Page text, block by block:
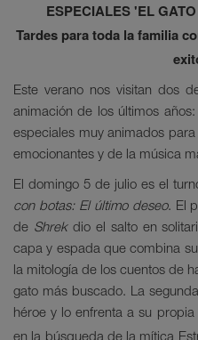
ESPECIALES 'EL
Tardes para toda la familia
Este verano nos visitan dos
animación de los últimos años:
especiales muy animados
emocionantes y de la música
El domingo 5 de julio es el
con botas: El último deseo. El
de Shrek dio el salto en
capa y espada que combina
la mitología de los cuentos de
gato más buscado. La
héroe y lo enfrenta a su